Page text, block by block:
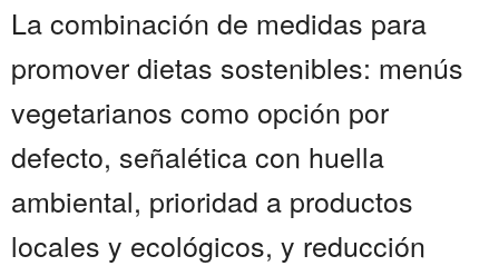
La combinación de medidas para
promover dietas sostenibles: menús
vegetarianos como opción por
defecto, señalética con huella
ambiental, prioridad a productos
locales y ecológicos, y reducción